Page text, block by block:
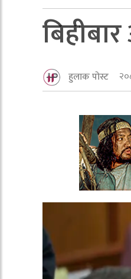
हुलाक पोस्ट